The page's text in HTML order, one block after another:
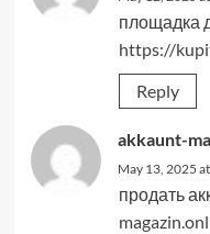
площадка
https://
Reply
akkaunt-
May 13, 2025
продать